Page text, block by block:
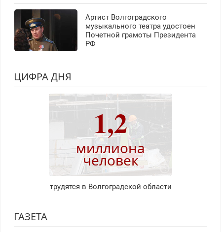
Артист Волгоградского
музыкального театра удостоен
Почетной грамоты Президента
РФ
ЦИФРА ДНЯ
1,2
миллиона
человек
трудятся в Волгоградской области
ГАЗЕТА